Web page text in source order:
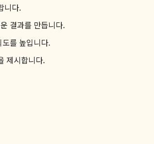
니다.
결과를 만듭니다.
를 높입니다.
제시합니다.